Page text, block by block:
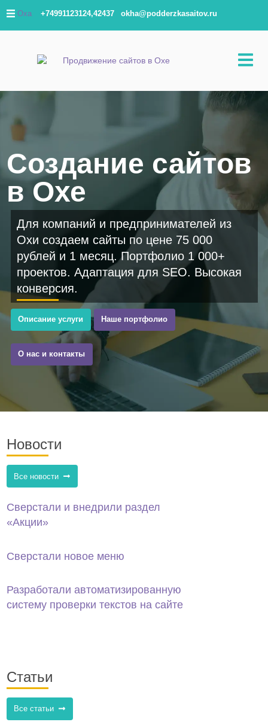
Оха +74991123124,42437 okha@podderzkasaitov.ru
Создание сайтов
в Охе
Для компаний и предпринимателей из
Охи создаем сайты по цене 75 000
рублей и 1 месяц. Портфолио 1 000+
проектов. Адаптация для SEO. Высокая
конверсия.
Описание услуги Наше портфолио
О нас и контакты
Новости
Все новости
Сверстали и внедрили раздел
«Акции»
Сверстали новое меню
Разработали автоматизированную
систему проверки текстов на сайте
Статьи
Все статьи